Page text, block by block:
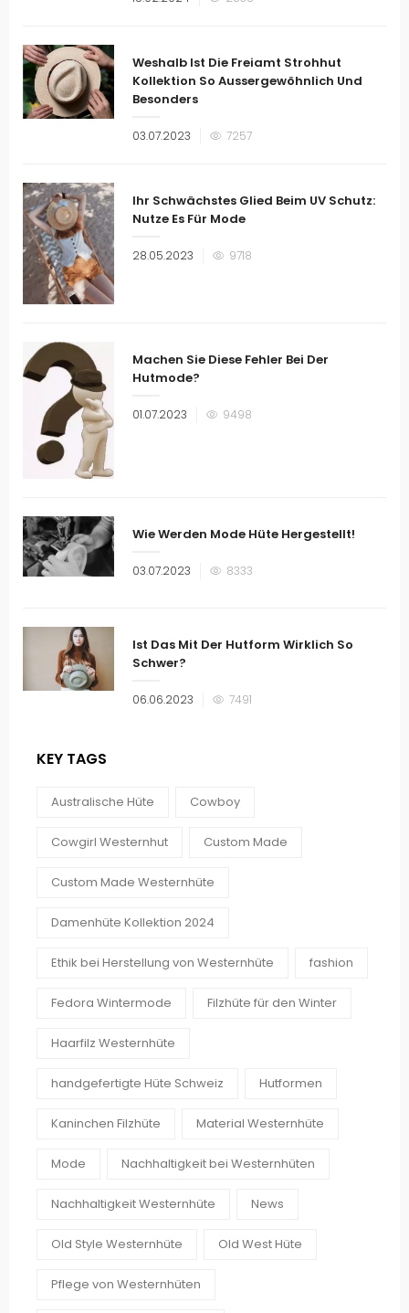
Weshalb Ist Die Freiamt Strohhut
Kollektion So Aussergewöhnlich Und
Besonders
Veröffentlicht
03.07.2023 7257
Ihr Schwächstes Glied Beim UV Schutz:
Nutze Es Für Mode
Veröffentlicht
28.05.2023 9718
Machen Sie Diese Fehler Bei Der
Hutmode?
Veröffentlicht
01.07.2023 9498
Wie Werden Mode Hüte Hergestellt!
Veröffentlicht
03.07.2023 8333
Ist Das Mit Der Hutform Wirklich So
Schwer?
Veröffentlicht
06.06.2023 7491
KEY TAGS
Australische Hüte Cowboy
Cowgirl Westernhut Custom Made
Custom Made Westernhüte
Damenhüte Kollektion 2024
Ethik bei Herstellung von Westernhüte fashion
Fedora Wintermode Filzhüte für den Winter
Haarfilz Westernhüte
handgefertigte Hüte Schweiz Hutformen
Kaninchen Filzhüte Material Westernhüte
Mode Nachhaltigkeit bei Westernhüten
Nachhaltigkeit Westernhüte News
Old Style Westernhüte Old West Hüte
Pflege von Westernhüten